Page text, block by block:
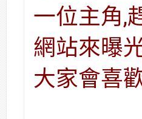
一位主角,
網站來曝
大家會喜